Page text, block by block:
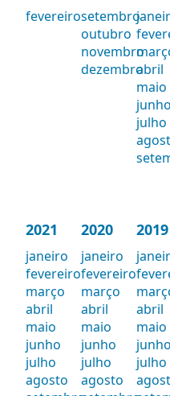
fevereirosetembro
outubro
novembro
dezembroabril
maio
junho
julho
2021
janeiro
fevereiro
março
abril
maio
junho
julho
agosto
2020
janeiro
fevereiro
março
abril
maio
junho
julho
agosto
2019
abril
maio
junho
julho